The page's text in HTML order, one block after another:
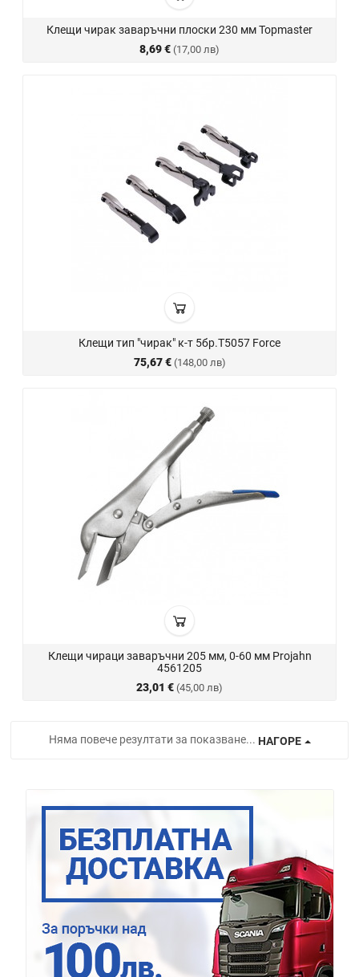
Клещи чирак заваръчни плоски 230 мм Topmaster
8,69 € (17,00 лв)
Клещи тип "чирак" к-т 5бр.T5057 Force
75,67 € (148,00 лв)
Клещи чираци заваръчни 205 мм, 0-60 мм Projahn
4561205
23,01 € (45,00 лв)
Няма повече резултати за показване... НАГОРЕ